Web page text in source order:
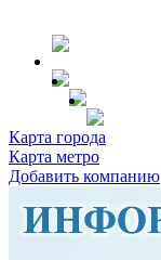
Карта города
Карта метро
Добавить компанию